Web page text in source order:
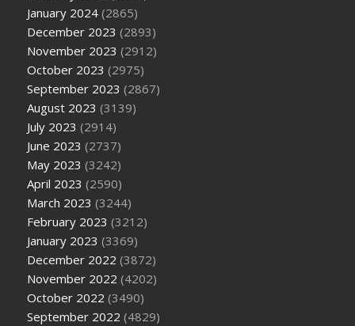
January 2024 (2865)
December 2023 (2893)
November 2023 (2912)
October 2023 (2975)
September 2023 (2867)
August 2023 (3139)
July 2023 (2914)
June 2023 (2737)
May 2023 (3242)
April 2023 (2590)
March 2023 (3244)
February 2023 (3212)
January 2023 (3369)
December 2022 (3872)
November 2022 (4202)
October 2022 (3490)
September 2022 (4829)